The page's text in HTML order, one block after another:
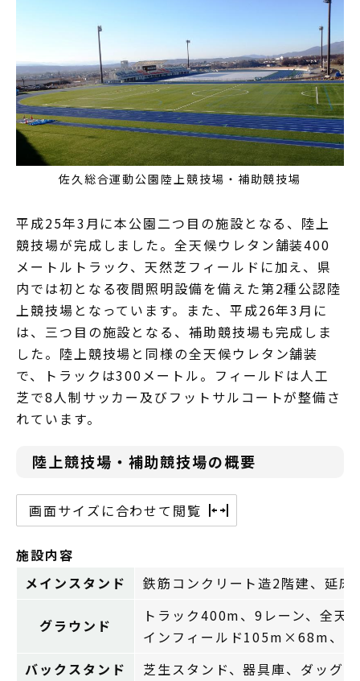
佐久総合運動公園陸上競技場・補助競技場
平成25年3月に本公園二つ目の施設となる、陸上
競技場が完成しました。全天候ウレタン舗装400
メートルトラック、天然芝フィールドに加え、県
内では初となる夜間照明設備を備えた第2種公認陸
上競技場となっています。また、平成26年3月に
は、三つ目の施設となる、補助競技場も完成しま
した。陸上競技場と同様の全天候ウレタン舗装
で、トラックは300メートル。フィールドは人工
芝で8人制サッカー及びフットサルコートが整備さ
れています。
陸上競技場・補助競技場の概要
画面サイズに合わせて閲覧
施設内容
メインスタンド
鉄筋コンクリート造2階建、延
グラウンド
トラック400m、9レーン、全天
インフィールド105m×68m、天
バックスタンド
芝生スタンド、器具庫、ダッグ